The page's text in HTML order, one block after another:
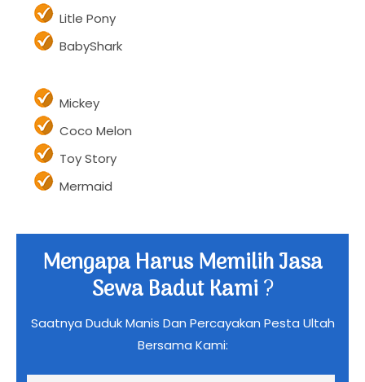
Princes
Pororo
BabyShark
Mickey
Coco Melon
Mengapa Harus Memilih Jasa
Sewa Badut Kami
Saatnya Duduk Manis Dan Percayakan Pesta Ultah